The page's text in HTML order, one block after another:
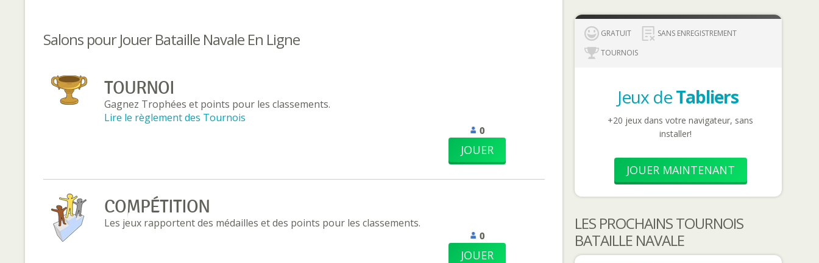
Salons pour Jouer Bataille Navale En Ligne
TOURNOI
Gagnez Trophées et points pour les classements.
Lire le règlement des Tournois
0
JOUER
COMPÉTITION
Les jeux rapportent des médailles et des points pour les classements.
0
JOUER
GRATUIT
SANS ENREGISTREMENT
TOURNOIS
Jeux deTabliers
+20 jeux dans votre navigateur, sans
installer!
JOUER MAINTENANT
LES PROCHAINS TOURNOIS
BATAILLE NAVALE